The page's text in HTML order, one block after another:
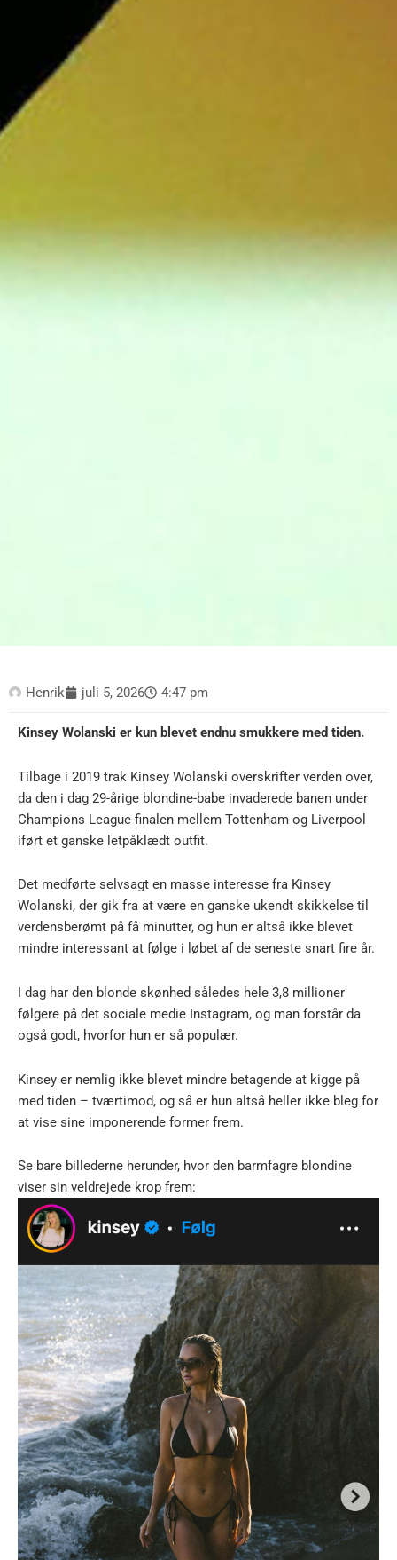
Henrik juli 5, 2026 4:47 pm
Kinsey Wolanski er kun blevet endnu smukkere med tiden.
Tilbage i 2019 trak Kinsey Wolanski overskrifter verden over,
da den i dag 29-årige blondine-babe invaderede banen under
Champions League-finalen mellem Tottenham og Liverpool
iført et ganske letpåklædt outfit.
Det medførte selvsagt en masse interesse fra Kinsey
Wolanski, der gik fra at være en ganske ukendt skikkelse til
verdensberømt på få minutter, og hun er altså ikke blevet
mindre interessant at følge i løbet af de seneste snart fire år.
I dag har den blonde skønhed således hele 3,8 millioner
følgere på det sociale medie Instagram, og man forstår da
også godt, hvorfor hun er så populær.
Kinsey er nemlig ikke blevet mindre betagende at kigge på
med tiden – tværtimod, og så er hun altså heller ikke bleg for
at vise sine imponerende former frem.
Se bare billederne herunder, hvor den barmfagre blondine
viser sin veldrejede krop frem: